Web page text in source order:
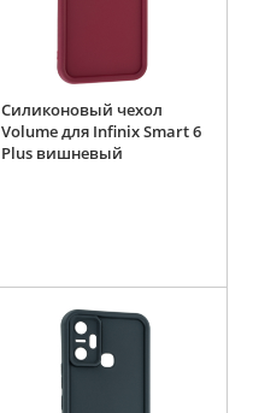
Силиконовый чехол
Volume для Infinix Smart 6
Plus вишневый